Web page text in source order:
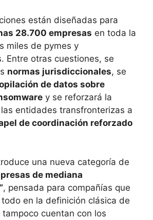
están diseñadas para
28.700 empresas en toda la
miles de pymes y
Entre otras cuestiones, se
normas jurisdiccionales, se
de datos sobre
y se reforzará la
entidades transfronterizas a
de coordinación reforzado
una nueva categoría de
de mediana
, pensada para compañías que
en la definición clásica de
cuentan con los